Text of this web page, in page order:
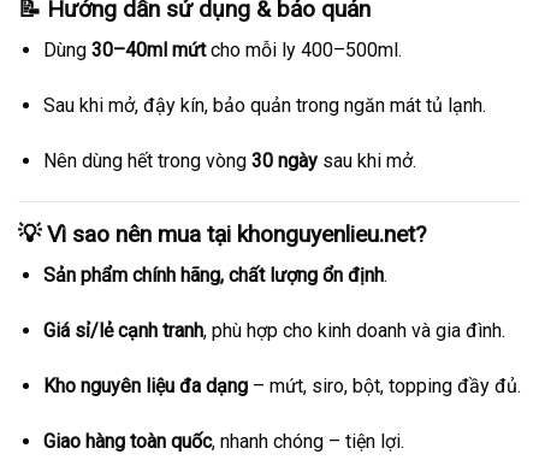
📝 Hướng dẫn sử dụng & bảo quản
Dùng 30–40ml mứtcho mỗi ly 400–500ml.
Sau khi mở, đậy kín, bảo quản trong ngăn mát tủ lạnh.
Nên dùng hết trong vòng 30 ngàysau khi mở.
💡 Vì sao nên mua tại khonguyenlieu.net?
Sản phẩm chính hãng, chất lượng ổn định.
Giá sỉ/lẻ cạnh tranh, phù hợp cho kinh doanh và gia đình.
Kho nguyên liệu đa dạng– mứt, siro, bột, topping đầy đủ.
Giao hàng toàn quốc, nhanh chóng – tiện lợi.